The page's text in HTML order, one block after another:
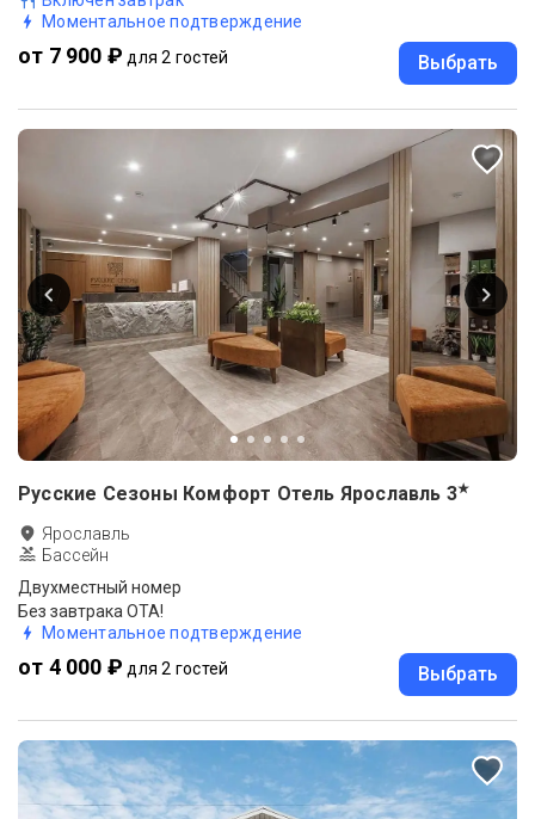
Моментальное подтверждение
от 7 900 ₽ для 2 гостей Выбрать
Русские Сезоны Комфорт Отель Ярославль 3★
Ярославль
Бассейн
Двухместный номер
Без завтрака ОТА!
Моментальное подтверждение
от 4 000 ₽ для 2 гостей Выбрать